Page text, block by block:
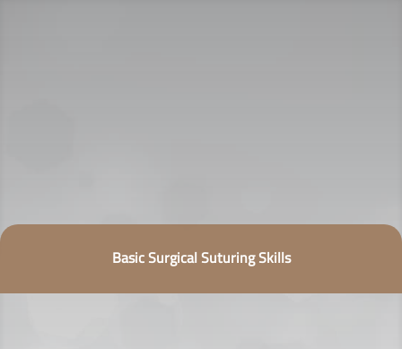
Basic Surgical Suturing Skills